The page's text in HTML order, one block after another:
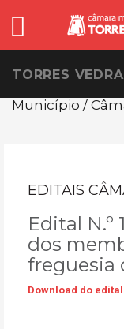
TORRES
Município /
EDITAIS
Edital N.º
dos
freguesia
Download do